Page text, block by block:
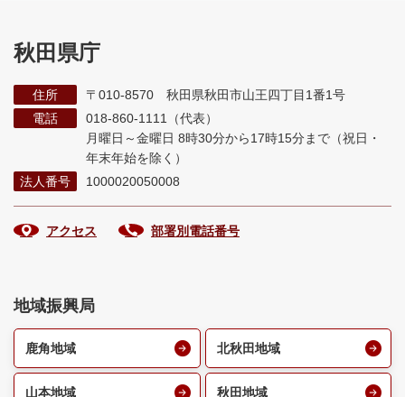
秋田県庁
住所
〒010-8570 秋田県秋田市山王四丁目1番1号
電話
018-860-1111（代表）
月曜日～金曜日 8時30分から17時15分まで （祝日・
年末年始を除く）
法人番号
1000020050008
アクセス 部署別電話番号
地域振興局
鹿角地域 北秋田地域
山本地域 秋田地域